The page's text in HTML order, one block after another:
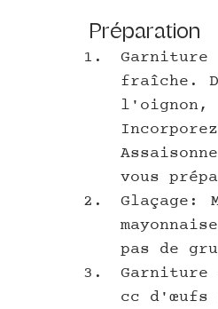
Préparation
fraîche.
l'oignon,
vous
Glaçage:
pas de
Garniture
cc d'œufs